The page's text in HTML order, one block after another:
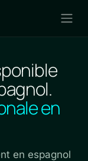
en
en espagnol